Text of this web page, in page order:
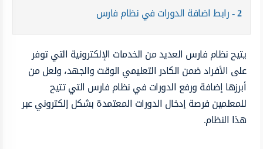
2 رابط اضافة الدورات في نظام فارس
يتيح نظام فارس العديد من الخدمات الإلكترونية التي توفر
على الأفراد ضمن الكادر التعليمي الوقت والجهد، ولعل من
أبرزها إضافة ورفع الدورات في نظام فارس التي تتيح
للمعلمين فرصة إدخال الدورات المعتمدة بشكل إلكتروني عبر
هذا النظام.